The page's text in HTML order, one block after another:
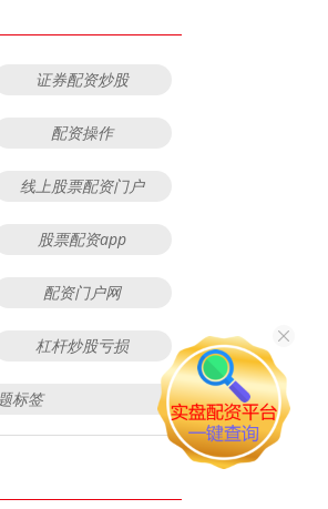
证券配资炒股
配资操作
线上股票配资门户
股票配资app
配资门户网
杠杆炒股亏损
标签